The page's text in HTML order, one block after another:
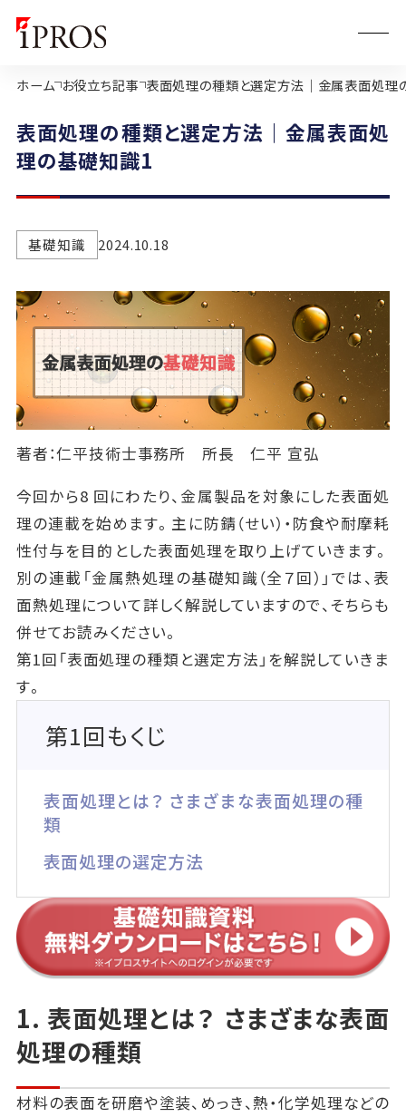
ホーム お役立ち記事 表面処理の種類と選定方法｜金属表面処理
表面処理の種類と選定方法｜金属表面処
理の基礎知識1
基礎知識 2024.10.18
著者：仁平技術士事務所 所長 仁平 宣弘
今回から8 回にわたり、金属製品を対象にした表面処
理の連載を始めます。主に防錆（せい）・防食や耐摩耗
性付与を目的とした表面処理を取り上げていきます。
別の連載「金属熱処理の基礎知識（全７回）」では、表
面熱処理について詳しく解説していますので、そちらも
併せてお読みください。
第1回「表面処理の種類と選定方法」を解説していきま
す。
第1回もくじ
表面処理とは？ さまざまな表面処理の種
類
表面処理の選定方法
1. 表面処理とは？ さまざまな表面
処理の種類
材料の表面を研磨や塗装、めっき、熱・化学処理などの